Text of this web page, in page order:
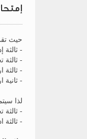
حيث
- ثالثة
- ثالثة
- ثالثة
- ثانية
لذا
- ثالثة
- ثالثة